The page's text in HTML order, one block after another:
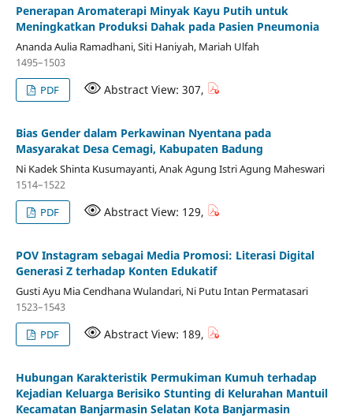
Penerapan Aromaterapi Minyak Kayu Putih untuk
Meningkatkan Produksi Dahak pada Pasien Pneumonia
Ananda Aulia Ramadhani, Siti Haniyah, Mariah Ulfah
1495–1503
PDF
Abstract View: 307,
Bias Gender dalam Perkawinan Nyentana pada
Masyarakat Desa Cemagi, Kabupaten Badung
Ni Kadek Shinta Kusumayanti, Anak Agung Istri Agung Maheswari
1514–1522
PDF
Abstract View: 129,
POV Instagram sebagai Media Promosi: Literasi Digital
Generasi Z terhadap Konten Edukatif
Gusti Ayu Mia Cendhana Wulandari, Ni Putu Intan Permatasari
1523–1543
PDF
Abstract View: 189,
Hubungan Karakteristik Permukiman Kumuh terhadap
Kejadian Keluarga Berisiko Stunting di Kelurahan Mantuil
Kecamatan Banjarmasin Selatan Kota Banjarmasin